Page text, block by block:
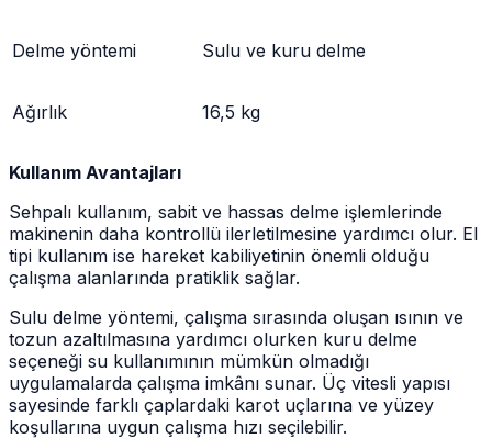
Delme yöntemi Sulu ve kuru delme
Ağırlık 16,5 kg
Kullanım Avantajları
Sehpalı kullanım, sabit ve hassas delme işlemlerinde
makinenin daha kontrollü ilerletilmesine yardımcı olur. El
tipi kullanım ise hareket kabiliyetinin önemli olduğu
çalışma alanlarında pratiklik sağlar.
Sulu delme yöntemi, çalışma sırasında oluşan ısının ve
tozun azaltılmasına yardımcı olurken kuru delme
seçeneği su kullanımının mümkün olmadığı
uygulamalarda çalışma imkânı sunar. Üç vitesli yapısı
sayesinde farklı çaplardaki karot uçlarına ve yüzey
koşullarına uygun çalışma hızı seçilebilir.